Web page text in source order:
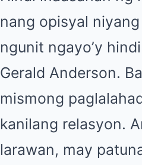
nang opisyal
ngunit ngayo’y
Gerald Anderson.
mismong
kanilang relasyon.
larawan, may